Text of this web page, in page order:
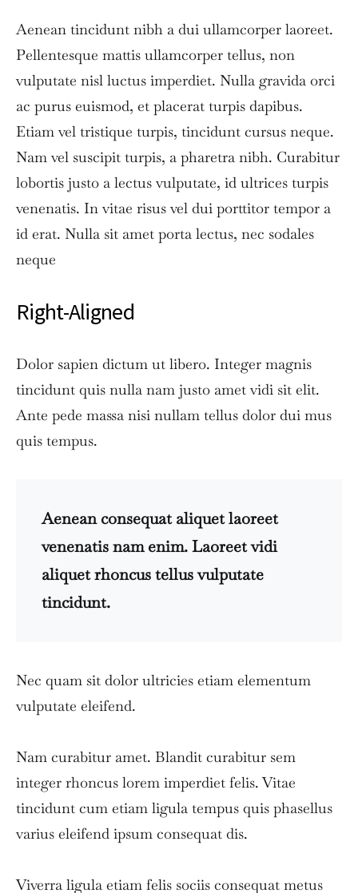
Aenean tincidunt nibh a dui ullamcorper laoreet.
Pellentesque mattis ullamcorper tellus, non
vulputate nisl luctus imperdiet. Nulla gravida orci
ac purus euismod, et placerat turpis dapibus.
Etiam vel tristique turpis, tincidunt cursus neque.
Nam vel suscipit turpis, a pharetra nibh. Curabitur
lobortis justo a lectus vulputate, id ultrices turpis
venenatis. In vitae risus vel dui porttitor tempor a
id erat. Nulla sit amet porta lectus, nec sodales
neque
Right-Aligned
Dolor sapien dictum ut libero. Integer magnis
tincidunt quis nulla nam justo amet vidi sit elit.
Ante pede massa nisi nullam tellus dolor dui mus
quis tempus.
Aenean consequat aliquet laoreet
venenatis nam enim. Laoreet vidi
aliquet rhoncus tellus vulputate
tincidunt.
Nec quam sit dolor ultricies etiam elementum
vulputate eleifend.
Nam curabitur amet. Blandit curabitur sem
integer rhoncus lorem imperdiet felis. Vitae
tincidunt cum etiam ligula tempus quis phasellus
varius eleifend ipsum consequat dis.
Viverra ligula etiam felis sociis consequat metus